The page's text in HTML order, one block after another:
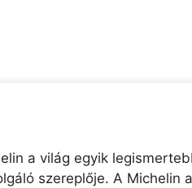
a világ egyik
szereplője. A